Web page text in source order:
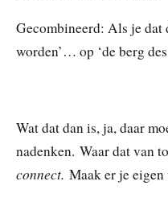
Gecombineerd: Als je
worden’… op ‘de berg
Wat dat dan is, ja, daar
nadenken. Waar dat van
connect. Maak er je eigen